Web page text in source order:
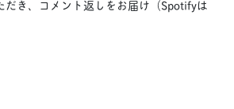
だき、コメント返しをお届け（Spotifyは